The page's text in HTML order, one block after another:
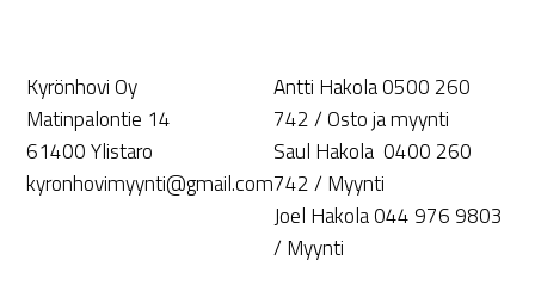
Kyrönhovi Oy
Matinpalontie 14
61400 Ylistaro
kyronhovimyynti@gmail.com
Antti Hakola 0500 260
742 / Osto ja myynti
Saul Hakola 0400 260
742 / Myynti
Joel Hakola 044 976 9803
/ Myynti